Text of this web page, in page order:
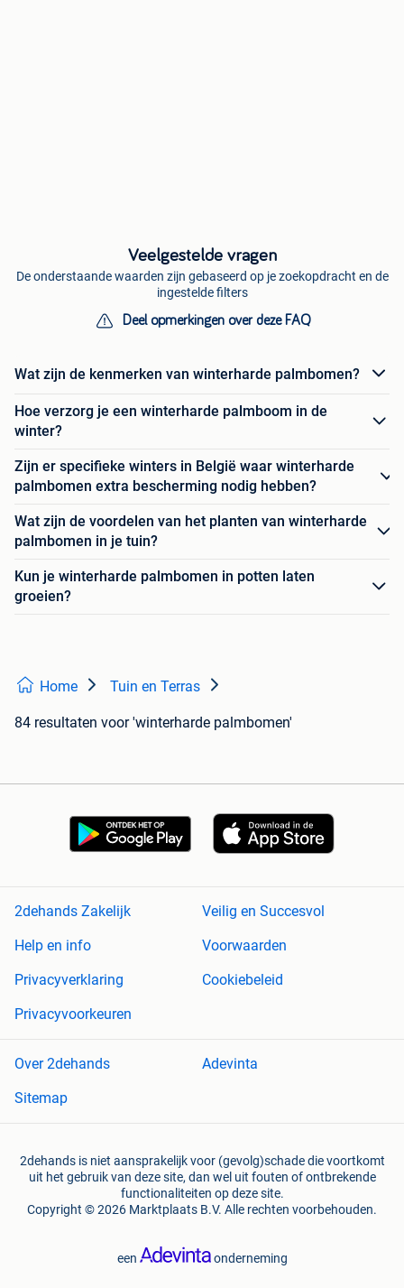
Veelgestelde vragen
De onderstaande waarden zijn gebaseerd op je zoekopdracht en de
ingestelde filters
Deel opmerkingen over deze FAQ
Wat zijn de kenmerken van winterharde palmbomen?
Hoe verzorg je een winterharde palmboom in de
winter?
Zijn er specifieke winters in België waar winterharde
palmbomen extra bescherming nodig hebben?
Wat zijn de voordelen van het planten van winterharde
palmbomen in je tuin?
Kun je winterharde palmbomen in potten laten
groeien?
Home Tuin en Terras
84 resultaten voor 'winterharde palmbomen'
2dehands Zakelijk
Veilig en Succesvol
Help en info
Voorwaarden
Privacyverklaring
Cookiebeleid
Privacyvoorkeuren
Over 2dehands
Adevinta
Sitemap
2dehands is niet aansprakelijk voor (gevolg)schade die voortkomt
uit het gebruik van deze site, dan wel uit fouten of ontbrekende
functionaliteiten op deze site.
Copyright © 2026 Marktplaats B.V. Alle rechten voorbehouden.
een onderneming